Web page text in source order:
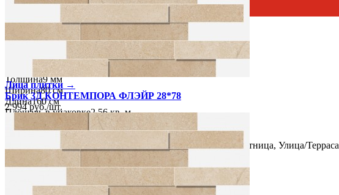
ПроизводительITALON
Коллекция
ITALON CONTEMPORA / КОНТЕМПОРА
Настенная, Напольная
Размеры
80х160 см
Толщина9 мм
Ширина80 см
Длина160 см
Площадь в упаковке2.56 кв. м.
Количество в коробке, шт.
Свойства
Холл и прихожая, Ванная комната, Кухня, Лестница, Улица/Терраса
ПоверхностьМатовая
Серовато-синий
Имитация поверхностиКамень
Лица плитки →
Брик 3Д КОНТЕМПОРА ФЛЭЙР 28*78
2 994 руб./шт.